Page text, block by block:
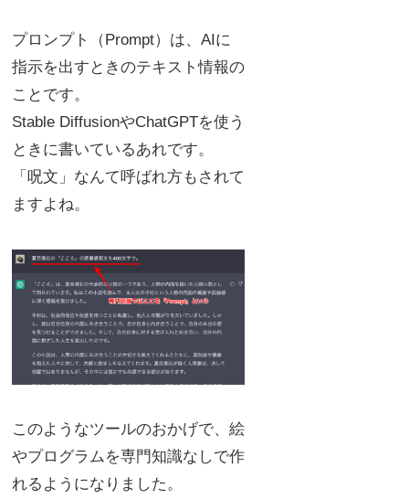
プロンプト（Prompt）は、AIに
指示を出すときのテキスト情報の
ことです。
Stable DiffusionやChatGPTを使う
ときに書いているあれです。
「呪文」なんて呼ばれ方もされて
ますよね。
このようなツールのおかげで、絵
やプログラムを専門知識なしで作
れるようになりました。